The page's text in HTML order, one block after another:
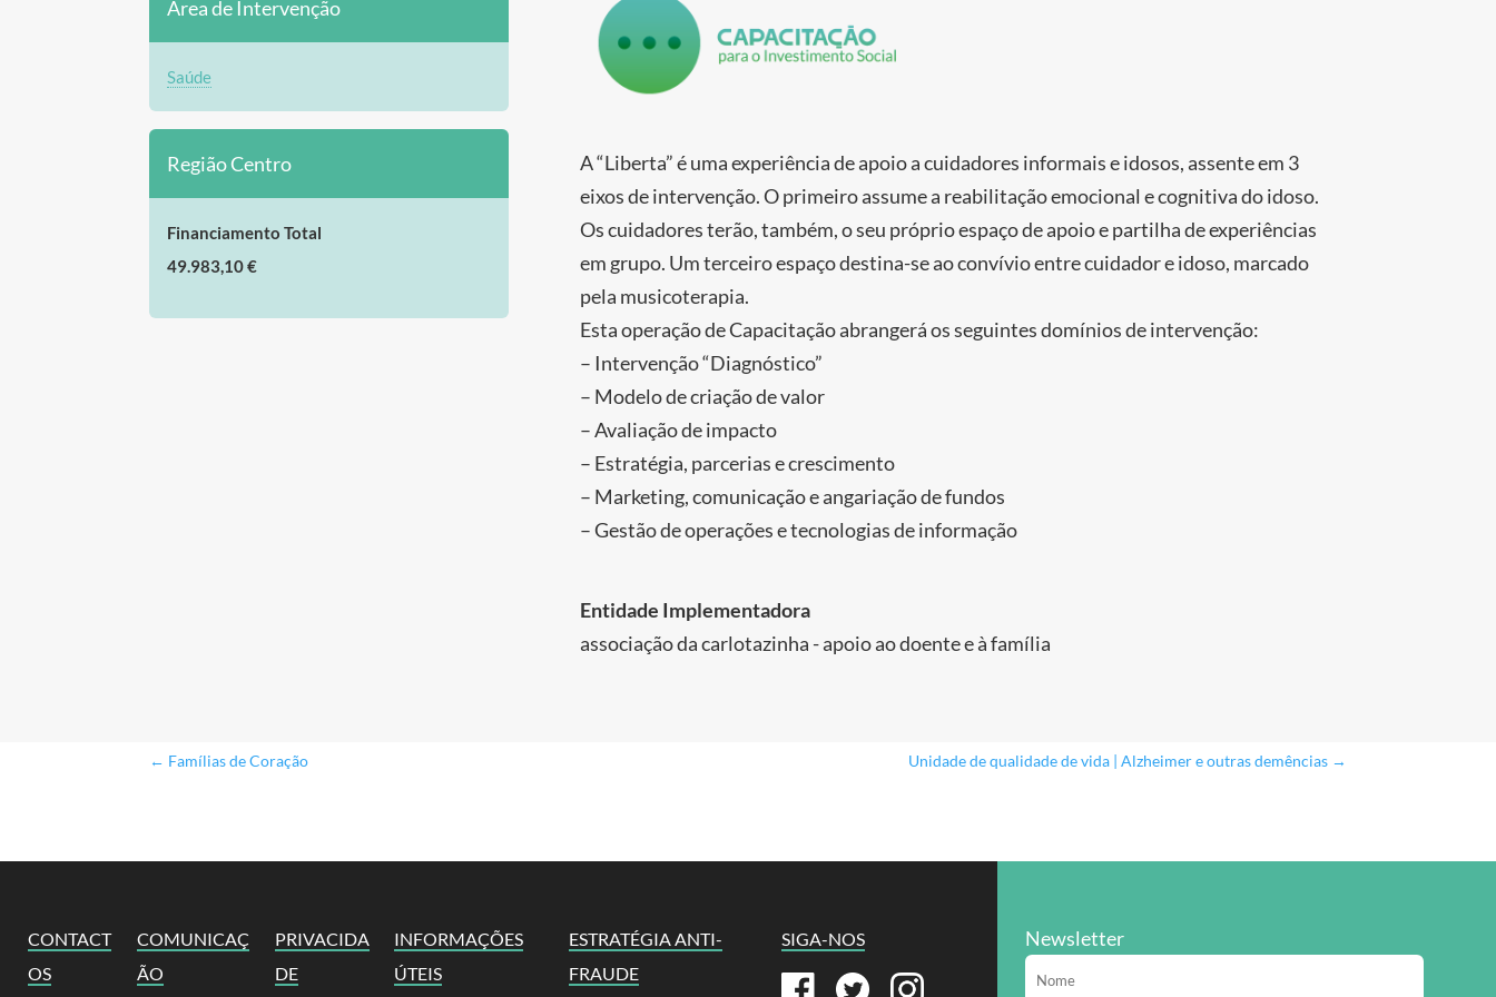
Área de Intervenção
Saúde
Região Centro
Financiamento Total
49.983,10 €
A “Liberta” é uma experiência de apoio a cuidadores informais e idosos, assente em 3
eixos de intervenção. O primeiro assume a reabilitação emocional e cognitiva do idoso.
Os cuidadores terão, também, o seu próprio espaço de apoio e partilha de experiências
em grupo. Um terceiro espaço destina-se ao convívio entre cuidador e idoso, marcado
pela musicoterapia.
Esta operação de Capacitação abrangerá os seguintes domínios de intervenção:
– Intervenção “Diagnóstico”
– Modelo de criação de valor
– Avaliação de impacto
– Estratégia, parcerias e crescimento
– Marketing, comunicação e angariação de fundos
– Gestão de operações e tecnologias de informação
Entidade Implementadora
associação da carlotazinha - apoio ao doente e à família
← Famílias de Coração Unidade de qualidade de vida | Alzheimer e outras demências →
CONTACT
OS
COMUNICAÇ
ÃO
PRIVACIDA
DE
INFORMAÇÕES
ÚTEIS
ESTRATÉGIA ANTI-
FRAUDE
SIGA-NOS Newsletter